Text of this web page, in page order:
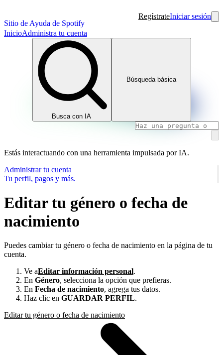
Sitio de Ayuda de Spotify
RegístrateIniciar sesión
InicioAdministra tu cuenta
Busca con IA
Búsqueda básica
Estás interactuando con una herramienta impulsada por IA.
Administrar tu cuenta
Tu perfil, pagos y más.
Editar tu género o fecha de
nacimiento
Puedes cambiar tu género o fecha de nacimiento en la página de tu
cuenta.
Ve aEditar información personal.
En Género, selecciona la opción que prefieras.
En Fecha de nacimiento, agrega tus datos.
Haz clic en GUARDAR PERFIL.
Editar tu género o fecha de nacimiento